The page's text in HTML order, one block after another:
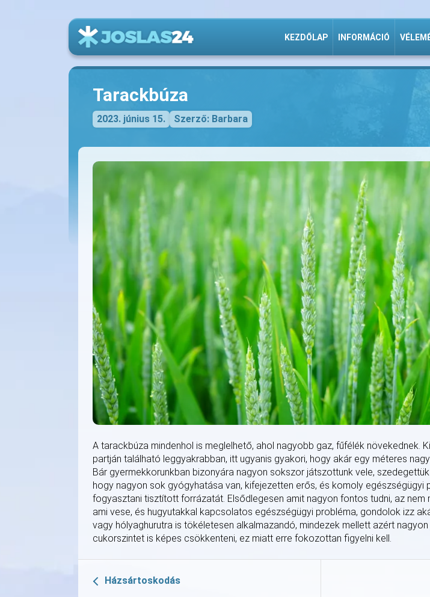
KEZDŐLAP INFORMÁCIÓ
Tarackbúza
2023. június 15. Szerző: Barbara
A tarackbúza mindenhol is meglelhető, ahol nagyobb gaz, fűfélék növekednek.
partján található leggyakrabban, itt ugyanis gyakori, hogy akár egy méteres
Bár gyermekkorunkban bizonyára nagyon sokszor játszottunk vele,
hogy nagyon sok gyógyhatása van, kifejezetten erős, és komoly egészségügyi
fogyasztani tisztított forrázatát. Elsődlegesen amit nagyon fontos tudni, az nem
ami vese, és hugyutakkal kapcsolatos egészségügyi probléma, gondolok izz
vagy hólyaghurutra is tökéletesen alkalmazandó, mindezek mellett azért
cukorszintet is képes csökkenteni, ez miatt erre fokozottan figyelni kell.
Házsártoskodás